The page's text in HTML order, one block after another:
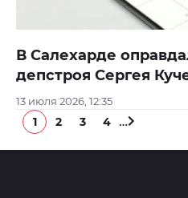
В Салехарде
депстроя Сергея
13 июля 2026, 12:35
1 2 3 4 …